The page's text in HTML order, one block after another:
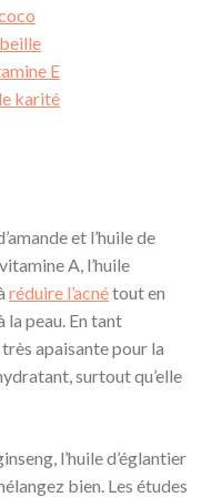
E
karité
et l’huile de
A, l’huile
réduire l’acnétout en
la peau. En tant
apaisante pour la
surtout qu’elle
l’huile d’églantier
bien. Les études